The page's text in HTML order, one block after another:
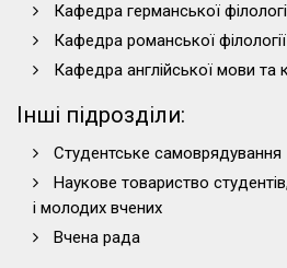
Кафедра германської
Кафедра романської філології
Кафедра англійської мови та
Інші підрозділи:
Студентське самоврядування
Наукове товариство
і молодих вчених
Вчена рада